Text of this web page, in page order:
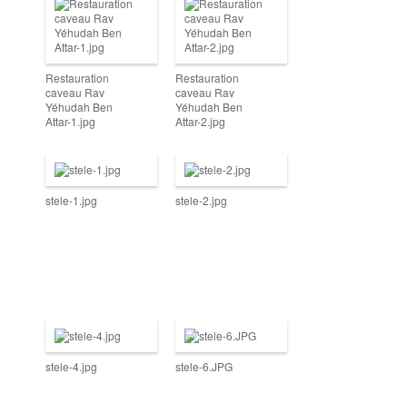
Restauration
caveau Rav
Yéhudah Ben
Attar-1.jpg
Restauration
caveau Rav
Yéhudah Ben
Attar-2.jpg
stele-1.jpg stele-2.jpg
stele-4.jpg stele-6.JPG